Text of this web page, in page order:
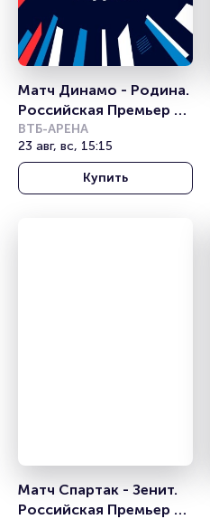
Матч Динамо - Родина.
Российская Премьер
Лига
ВТБ-АРЕНА
23 авг, вс, 15:15
Купить
Матч Спартак - Зенит.
Российская Премьер